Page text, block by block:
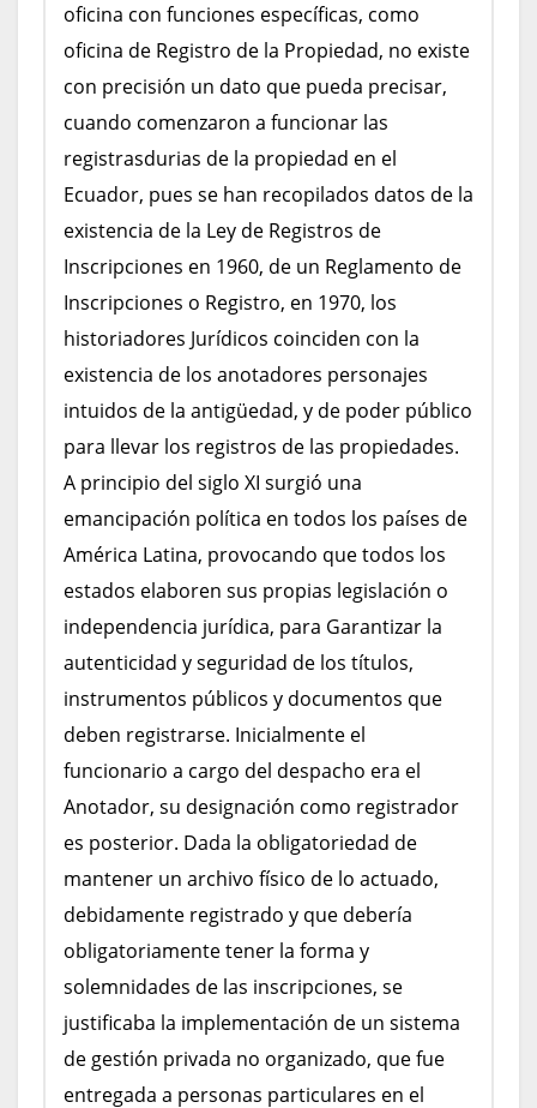
oficina con funciones específicas, como
oficina de Registro de la Propiedad, no existe
con precisión un dato que pueda precisar,
cuando comenzaron a funcionar las
registrasdurias de la propiedad en el
Ecuador, pues se han recopilados datos de la
existencia de la Ley de Registros de
Inscripciones en 1960, de un Reglamento de
Inscripciones o Registro, en 1970, los
historiadores Jurídicos coinciden con la
existencia de los anotadores personajes
intuidos de la antigüedad, y de poder público
para llevar los registros de las propiedades.
A principio del siglo XI surgió una
emancipación política en todos los países de
América Latina, provocando que todos los
estados elaboren sus propias legislación o
independencia jurídica, para Garantizar la
autenticidad y seguridad de los títulos,
instrumentos públicos y documentos que
deben registrarse. Inicialmente el
funcionario a cargo del despacho era el
Anotador, su designación como registrador
es posterior. Dada la obligatoriedad de
mantener un archivo físico de lo actuado,
debidamente registrado y que debería
obligatoriamente tener la forma y
solemnidades de las inscripciones, se
justificaba la implementación de un sistema
de gestión privada no organizado, que fue
entregada a personas particulares en el